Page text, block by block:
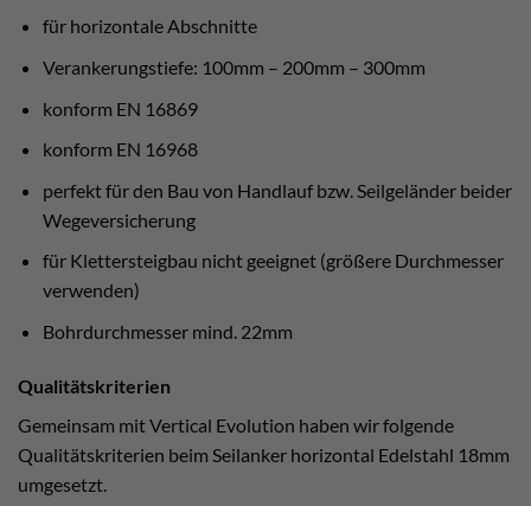
für horizontale Abschnitte
Verankerungstiefe: 100mm – 200mm – 300mm
konform EN 16869
konform EN 16968
perfekt für den Bau von Handlauf bzw. Seilgeländer beider
Wegeversicherung
für Klettersteigbau nicht geeignet (größere Durchmesser
verwenden)
Bohrdurchmesser mind. 22mm
Qualitätskriterien
Gemeinsam mit Vertical Evolution haben wir folgende
Qualitätskriterien beim Seilanker horizontal Edelstahl 18mm
umgesetzt.